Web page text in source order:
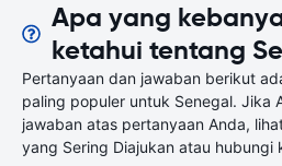
Apa yang
ketahui tentang
Pertanyaan dan jawaban berikut
paling populer untuk Senegal. Jika
jawaban atas pertanyaan Anda,
yang Sering Diajukan atau hubungi